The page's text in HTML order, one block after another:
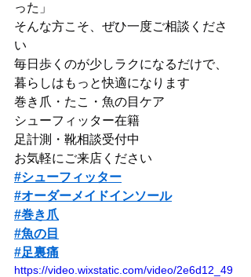
った」
そんな方こそ、ぜひ一度ご相談くださ
い
毎日歩くのが少しラクになるだけで、
暮らしはもっと快適になります
巻き爪・たこ・魚の目ケア
シューフィッター在籍
足計測・靴相談受付中
お気軽にご来店ください
#シューフィッター
#オーダーメイドインソール
#巻き爪
#魚の目
#足裏痛
https://video.wixstatic.com/video/2e6d12_49